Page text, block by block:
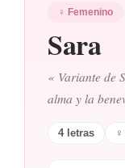
♀ Femenino
Sara
« Variante de
alma y la
4 letras